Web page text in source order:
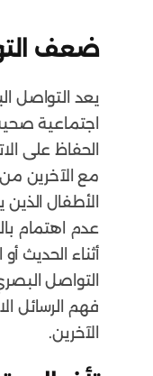
ضعف
يعد التواصل
اجتماعية
الحفاظ على
مع الآخرين من
الأطفال
عدم اهتمام
أثناء الحديث
التواصل
فهم الرسائل
الآخرين.